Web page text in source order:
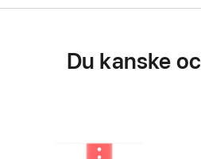
Du kanske